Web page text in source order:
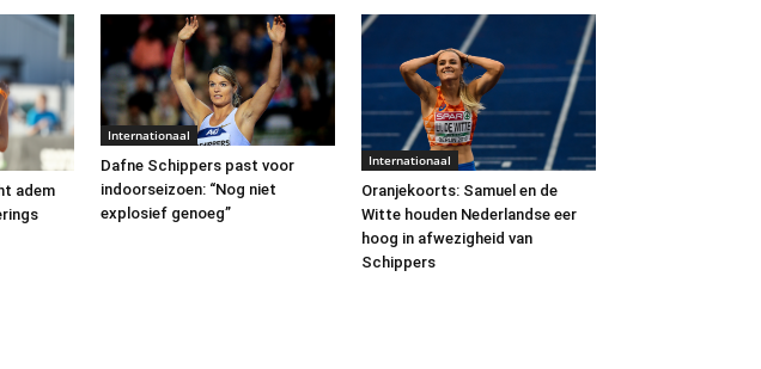
adem
Internationaal
Dafne Schippers past voor
indoorseizoen: “Nog niet
explosief genoeg”
Internationaal
Oranjekoorts: Samuel en de
Witte houden Nederlandse eer
hoog in afwezigheid van
Schippers